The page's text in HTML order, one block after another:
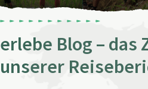
erlebe Blog – das
unserer